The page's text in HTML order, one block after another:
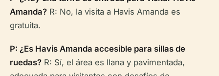
Amanda? R: No, la visita a Havis Amanda es
gratuita.
P: ¿Es Havis Amanda accesible para sillas de
ruedas? R: Sí, el área es llana y pavimentada,